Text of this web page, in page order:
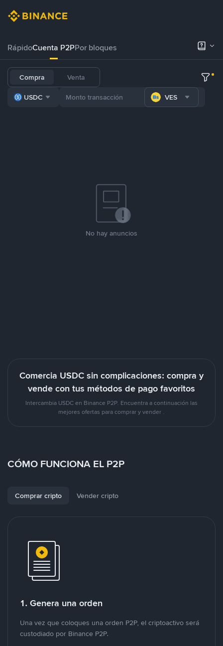
RápidoCuenta P2PPor bloques
Compra Venta
USDC VES
No hay anuncios
Comercia USDC sin complicaciones: compra y
vende con tus métodos de pago favoritos
Intercambia USDC en Binance P2P. Encuentra a continuación las
mejores ofertas para comprar y vender .
CÓMO FUNCIONA EL P2P
Comprar cripto Vender cripto
1. Genera una orden
Una vez que coloques una orden P2P, el criptoactivo será
custodiado por Binance P2P.